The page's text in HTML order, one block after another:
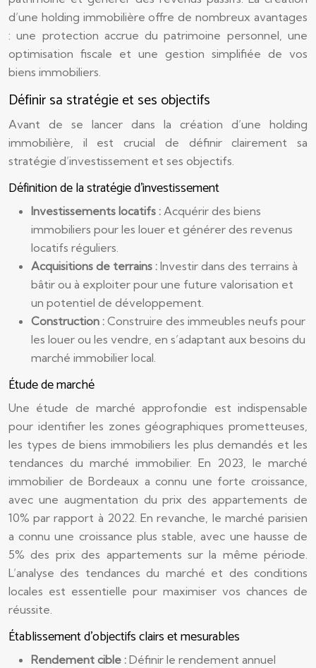
d’une holding immobilière offre de nombreux avantages
: une protection accrue du patrimoine personnel, une
optimisation fiscale et une gestion simplifiée de vos
biens immobiliers.
Définir sa stratégie et ses objectifs
Avant de se lancer dans la création d’une holding
immobilière, il est crucial de définir clairement sa
stratégie d’investissement et ses objectifs.
Définition de la stratégie d’investissement
Investissements locatifs : Acquérir des biens
immobiliers pour les louer et générer des revenus
locatifs réguliers.
Acquisitions de terrains : Investir dans des terrains à
bâtir ou à exploiter pour une future valorisation et
un potentiel de développement.
Construction : Construire des immeubles neufs pour
les louer ou les vendre, en s’adaptant aux besoins du
marché immobilier local.
Étude de marché
Une étude de marché approfondie est indispensable
pour identifier les zones géographiques prometteuses,
les types de biens immobiliers les plus demandés et les
tendances du marché immobilier. En 2023, le marché
immobilier de Bordeaux a connu une forte croissance,
avec une augmentation du prix des appartements de
10% par rapport à 2022. En revanche, le marché parisien
a connu une croissance plus stable, avec une hausse de
5% des prix des appartements sur la même période.
L’analyse des tendances du marché et des conditions
locales est essentielle pour maximiser vos chances de
réussite.
Établissement d’objectifs clairs et mesurables
Rendement cible : Définir le rendement annuel